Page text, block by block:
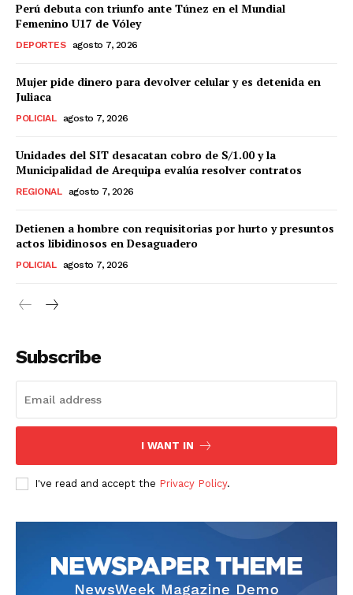
SUSCRIBETE
Nosotros
Perú debuta con triunfo ante Túnez en el Mundial
Femenino U17 de Vóley
DEPORTES agosto 7, 2026
Mujer pide dinero para devolver celular y es detenida en
Juliaca
POLICIAL agosto 7, 2026
Unidades del SIT desacatan cobro de S/1.00 y la
Municipalidad de Arequipa evalúa resolver contratos
REGIONAL agosto 7, 2026
Detienen a hombre con requisitorias por hurto y presuntos
actos libidinosos en Desaguadero
POLICIAL agosto 7, 2026
Subscribe
I WANT IN
I've read and accept the Privacy Policy.